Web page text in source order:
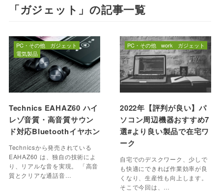
「ガジェット」の記事一覧
Technics EAHAZ60 ハイ
レゾ音質・高音質サウン
ド対応Bluetoothイヤホン
Technicsから発売されている
EAHAZ60 は、独自の技術によ
り、リアルな音を実現。 「高音
質とクリアな通話音…
PC・その他
ガジェット
電気製品
2022年【評判が良い】パ
ソコン周辺機器おすすめ7
選#より良い製品で在宅ワ
ーク
自宅でのデスクワーク、少しで
も快適にできれば作業効率が良
くなり、生産性も向上します。
そこで今回は、…
PC・その他 work ガジェット